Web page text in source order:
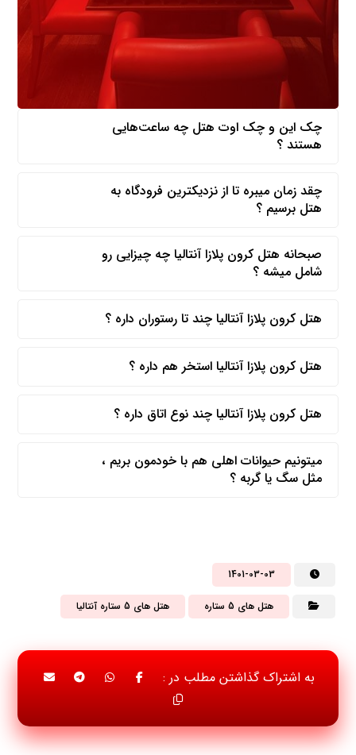
چک این و چک اوت هتل چه ساعت‌هایی
هستند ؟
چقد زمان میبره تا از نزدیکترین فرودگاه به
هتل برسیم ؟
صبحانه هتل کرون پلازا آنتالیا چه چیزایی رو
شامل میشه ؟
هتل کرون پلازا آنتالیا چند تا رستوران داره ؟
هتل کرون پلازا آنتالیا استخر هم داره ؟
هتل کرون پلازا آنتالیا چند نوع اتاق داره ؟
میتونیم حیوانات اهلی هم با خودمون بریم ،
مثل سگ یا گربه ؟
1401-03-03
هتل های 5 ستاره هتل های 5 ستاره آنتالیا